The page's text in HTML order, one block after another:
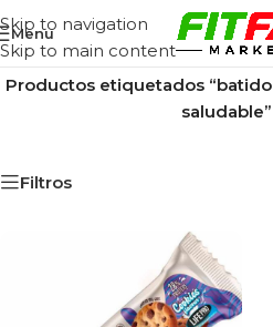
Skip to navigation
Skip to main content
Menu
Inicio/
Productos etiquetados “batido
saludable”
Filtros